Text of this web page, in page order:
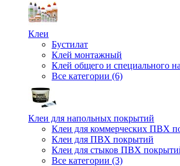
Клеи
Бустилат
Клей монтажный
Клей общего и специального
Все категории (6)
Клеи для напольных покрытий
Клеи для коммерческих ПВХ
Клеи для ПВХ покрытий
Клеи для стыков ПВХ
Все категории (3)